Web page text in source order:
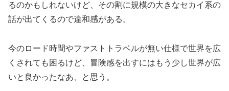
るのかもしれないけど、その割に規模の大きなセカイ系の
話が出てくるので違和感がある。
今のロード時間やファストトラベルが無い仕様で世界を広
くされても困るけど、冒険感を出すにはもう少し世界が広
いと良かったなあ、と思う。